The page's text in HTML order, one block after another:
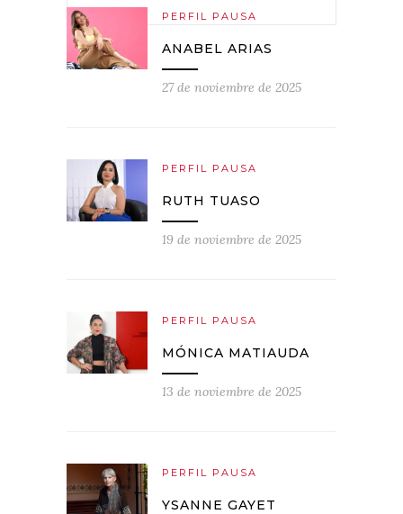
PERFIL PAUSA
ANABEL ARIAS
27 de noviembre de 2025
PERFIL PAUSA
RUTH TUASO
19 de noviembre de 2025
PERFIL PAUSA
MÓNICA MATIAUDA
13 de noviembre de 2025
PERFIL PAUSA
YSANNE GAYET